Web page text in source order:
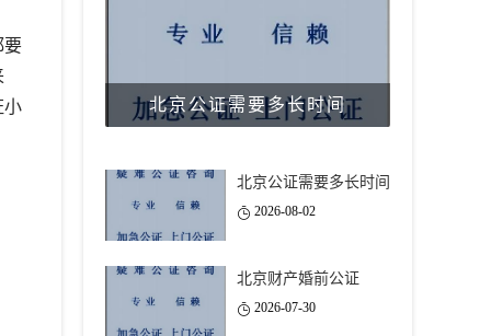
要
小
北京公证需要多长时间
北京公证需要多长时间
2026-08-02
北京财产婚前公证
2026-07-30